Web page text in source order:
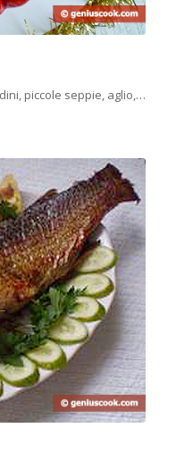
piccole seppie, aglio,…